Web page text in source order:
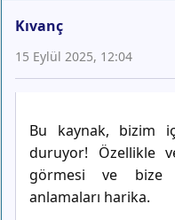
Kıvanç
15 Eylül 2025, 12:04
Bu kaynak, bizim
duruyor! Özellikle
görmesi ve bize
anlamaları harika.